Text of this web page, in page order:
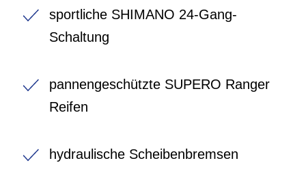
sportliche SHIMANO 24-Gang-
Schaltung
pannengeschützte SUPERO Ranger
Reifen
hydraulische Scheibenbremsen